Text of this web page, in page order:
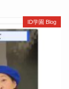
ID学園 Blog